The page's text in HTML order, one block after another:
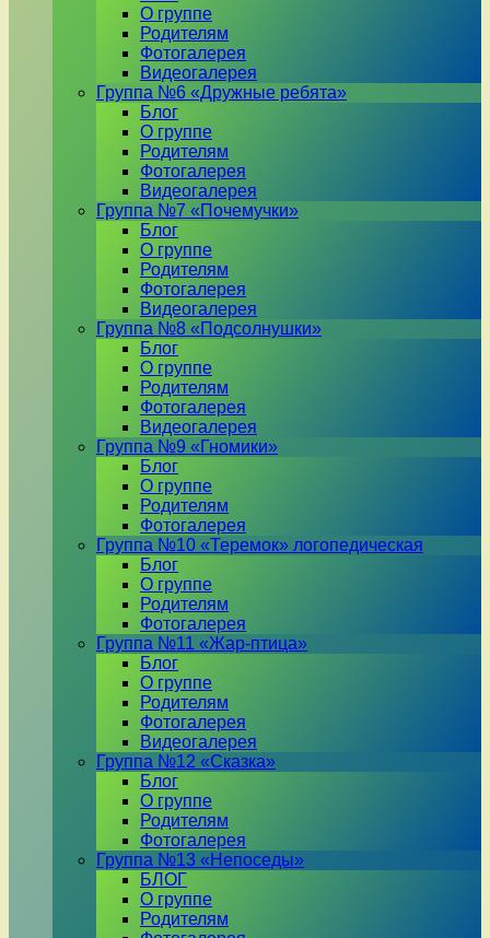
О группе
Родителям
Фотогалерея
Видеогалерея
Группа №6 «Дружные ребята»
Блог
О группе
Родителям
Фотогалерея
Видеогалерея
Группа №7 «Почемучки»
Блог
О группе
Родителям
Фотогалерея
Видеогалерея
Группа №8 «Подсолнушки»
Блог
О группе
Родителям
Фотогалерея
Видеогалерея
Группа №9 «Гномики»
Блог
О группе
Родителям
Фотогалерея
Группа №10 «Теремок» логопедическая
Блог
О группе
Родителям
Фотогалерея
Группа №11 «Жар-птица»
Блог
О группе
Родителям
Фотогалерея
Видеогалерея
Группа №12 «Сказка»
Блог
О группе
Родителям
Фотогалерея
Группа №13 «Непоседы»
БЛОГ
О группе
Родителям